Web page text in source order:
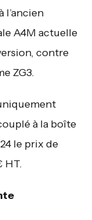
l’ancien
A4M actuelle
contre
ZG3.
à la boîte
le prix de
HT.